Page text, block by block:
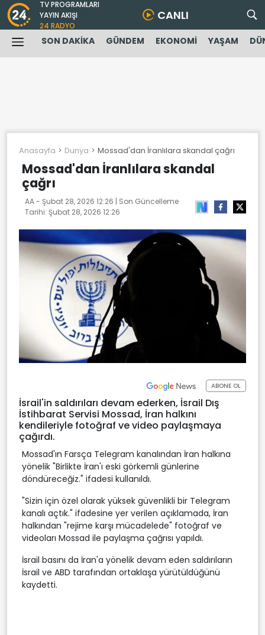
TV PROGRAMLARI
YAYIN AKIŞI
24 RADYO
CANLI
SON DAKİKA GÜNDEM EKONOMİ YAŞAM
Anasayfa Dunya Mossad'dan İranlılara skandal çağrı
Mossad'dan İranlılara skandal
çağrı
AA - Şubat 28, 2026 12:26 | Son Güncelleme
Tarihi: Şubat 28, 2026 12:26
ABONE OL
İsrail'in saldırıları devam ederken, İsrail Dış
İstihbarat Servisi Mossad, İran halkını
kendileriyle fotoğraf ve video paylaşmaya
çağırdı.
Mossad'ın Farsça Telegram kanalından İran halkına
yönelik "Birlikte İran'ı eski görkemli günlerine
döndüreceğiz." ifadesi kullanıldı.
"Sizin için özel olarak yüksek güvenlikli bir Telegram
kanalı açtık." ifadesine yer verilen açıklamada, İran
halkından "rejime karşı mücadelede" fotoğraf ve
videoları Mossad ile paylaşma çağrısı yapıldı.
İsrail basını da İran'a yönelik devam eden saldırıların
İsrail ve ABD tarafından ortaklaşa yürütüldüğünü
kaydetti.